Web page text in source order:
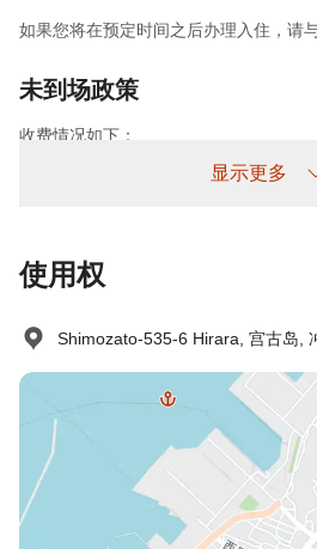
如果您将在预定时间之后办理入住，请
未到场政策
收费情况如下：
未提前取消/未入住：收取100%住宿费
显示更多
使用权
Shimozato-535-6 Hirara, 宫古岛,